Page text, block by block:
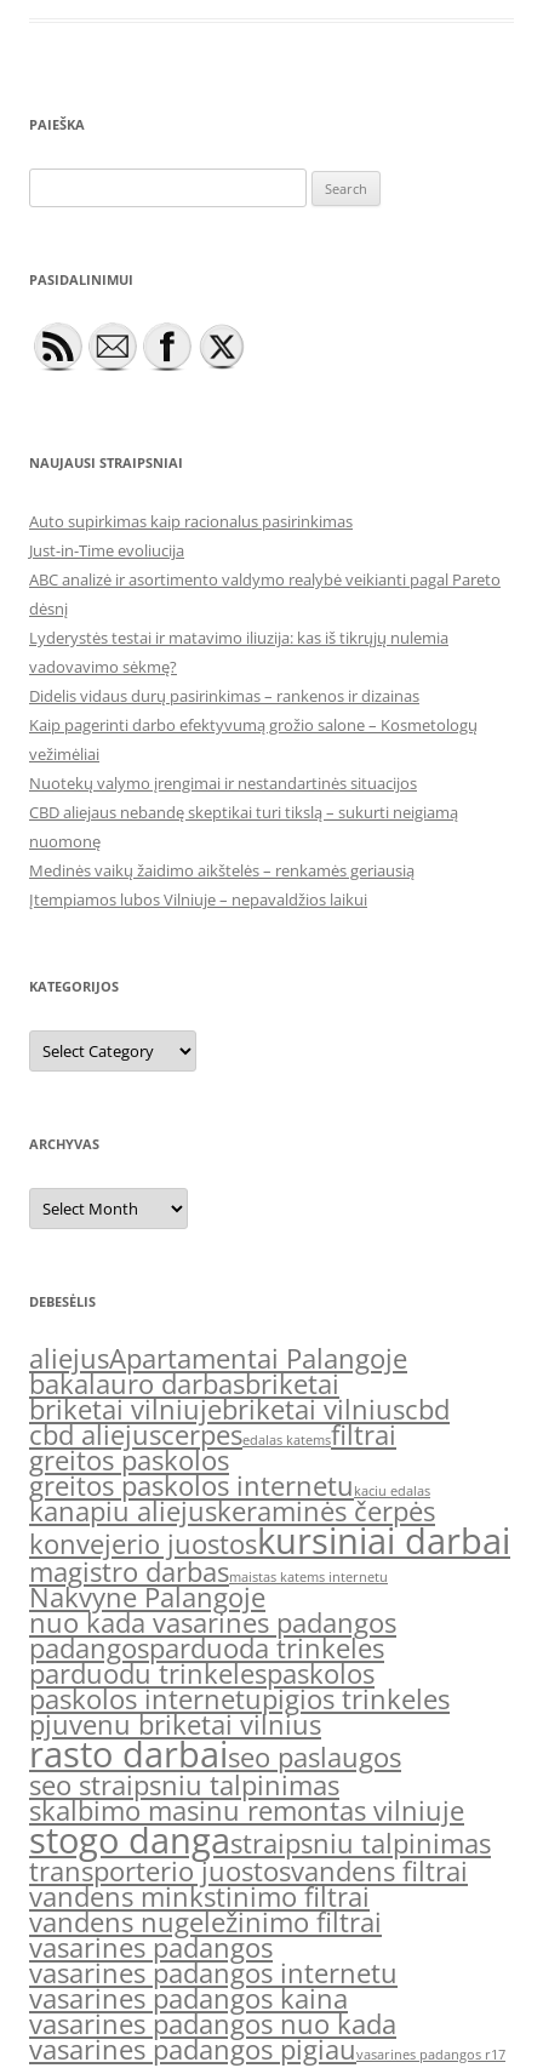
PAIEŠKA
for:
PASIDALINIMUI
NAUJAUSI STRAIPSNIAI
Auto supirkimas kaip racionalus pasirinkimas
Just-in-Time evoliucija
ABC analizė ir asortimento valdymo realybė veikianti pagal Pareto
dėsnį
Lyderystės testai ir matavimo iliuzija: kas iš tikrųjų nulemia
vadovavimo sėkmę?
Didelis vidaus durų pasirinkimas – rankenos ir dizainas
Kaip pagerinti darbo efektyvumą grožio salone – Kosmetologų
vežimėliai
Nuotekų valymo įrengimai ir nestandartinės situacijos
CBD aliejaus nebandę skeptikai turi tikslą – sukurti neigiamą
nuomonę
Medinės vaikų žaidimo aikštelės – renkamės geriausią
Įtempiamos lubos Vilniuje – nepavaldžios laikui
KATEGORIJOS
Kategorijos
ARCHYVAS
Archyvas
DEBESĖLIS
aliejusApartamentai Palangoje
bakalauro darbasbriketai
briketai vilniujebriketai vilniuscbd
cbd aliejuscerpesedalas katemsfiltrai
greitos paskolos
greitos paskolos internetu kaciu edalas
kanapiu aliejuskeraminės čerpės
konvejerio juostoskursiniai darbai
magistro darbasmaistas katems internetu
Nakvyne Palangoje
nuo kada vasarines padangos
padangosparduoda trinkeles
parduodu trinkelespaskolos
paskolos internetupigios trinkeles
pjuvenu briketai vilnius
rasto darbaiseo paslaugos
seo straipsniu talpinimas
skalbimo masinu remontas vilniuje
stogo dangastraipsniu talpinimas
transporterio juostosvandens filtrai
vandens minkstinimo filtrai
vandens nugeležinimo filtrai
vasarines padangos
vasarines padangos internetu
vasarines padangos kaina
vasarines padangos nuo kada
vasarines padangos pigiauvasarines padangos r17